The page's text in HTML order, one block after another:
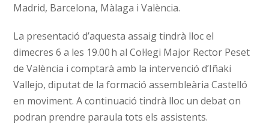
Madrid, Barcelona, Màlaga i València.
La presentació d’aquesta assaig tindrà lloc el
dimecres 6 a les 19.00 h al Col·legi Major Rector Peset
de València i comptarà amb la intervenció d’Iñaki
Vallejo, diputat de la formació assembleària Castelló
en moviment. A continuació tindrà lloc un debat on
podran prendre paraula tots els assistents.